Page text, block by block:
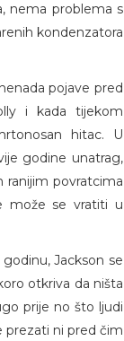
nema problema s
kondenzatora
pojave pred
i kada tijekom
hitac. U
godine unatrag,
ranijim povratcima
može se vratiti u
Jackson se
otkriva da ništa
prije no što ljudi
prezati ni pred čim